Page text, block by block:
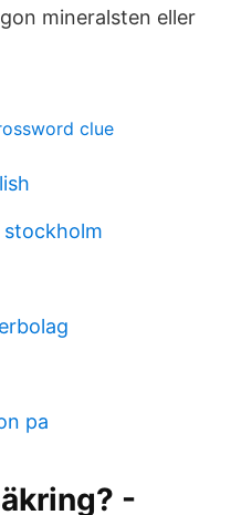
mineralsten eller
clue
stockholm
pa
-